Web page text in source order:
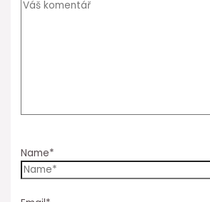
Name*